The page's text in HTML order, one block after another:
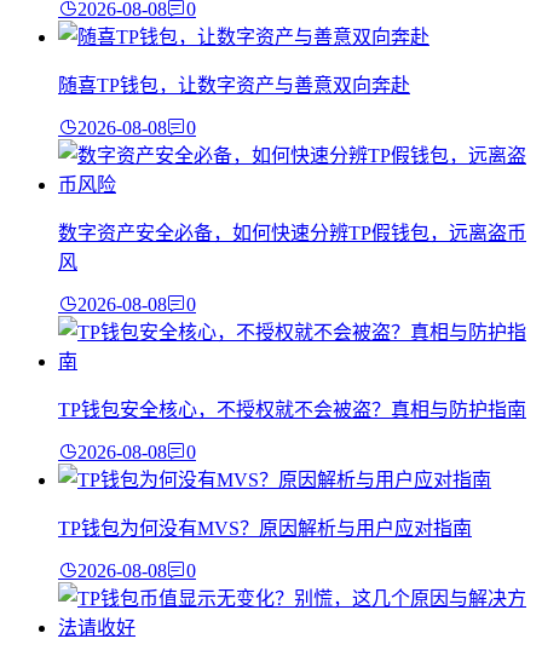
2026-08-08 0
随喜TP钱包，让数字资产与善意双向奔赴
2026-08-08 0
数字资产安全必备，如何快速分辨TP假钱包，远离盗币
风
2026-08-08 0
TP钱包安全核心，不授权就不会被盗？真相与防护指南
2026-08-08 0
TP钱包为何没有MVS？原因解析与用户应对指南
2026-08-08 0